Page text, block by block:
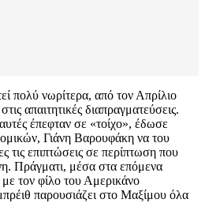
πολύ νωρίτερα, από τον Απρίλιο
απαιτητικές διαπραγματεύσεις.
έπεφταν σε «τοίχο», έδωσε
Γιάνη Βαρουφάκη να του
τις επιπτώσεις σε περίπτωση που
Πράγματι, μέσα στα επόμενα
τον φίλο του Αμερικάνο
παρουσιάζει στο Μαξίμου όλα